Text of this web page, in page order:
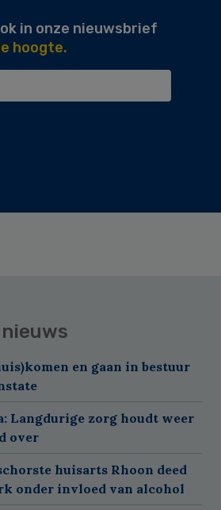
in onze nieuwsbrief
hoogte.
en gaan in bestuur
Langdurige zorg houdt weer
over
huisarts Rhoon deed
onder invloed van alcohol